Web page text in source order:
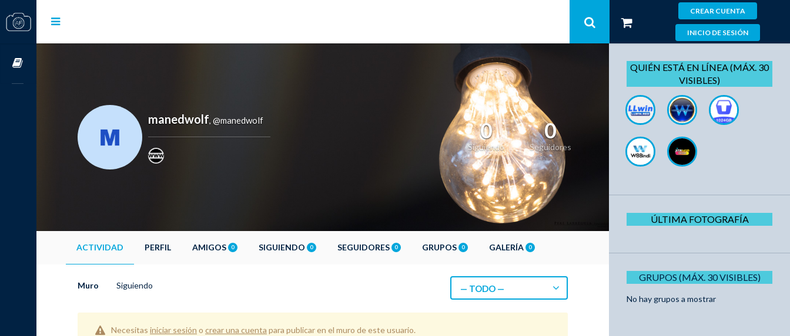
CREAR CUENTA
INICIO DE SESIÓN
manedwolf, @manedwolf 0
Siguiendo
0
Seguidores
ACTIVIDAD PERFIL AMIGOS 0 SIGUIENDO 0 SEGUIDORES 0 GRUPOS 0 GALERÍA 0
Muro Siguiendo — TODO —
Necesitas iniciar sesión o crear una cuenta para publicar en el muro de este usuario.
QUIÉN ESTÁ EN LÍNEA (MÁX. 30
VISIBLES)
ÚLTIMA FOTOGRAFÍA
GRUPOS (MÁX. 30 VISIBLES)
No hay grupos a mostrar